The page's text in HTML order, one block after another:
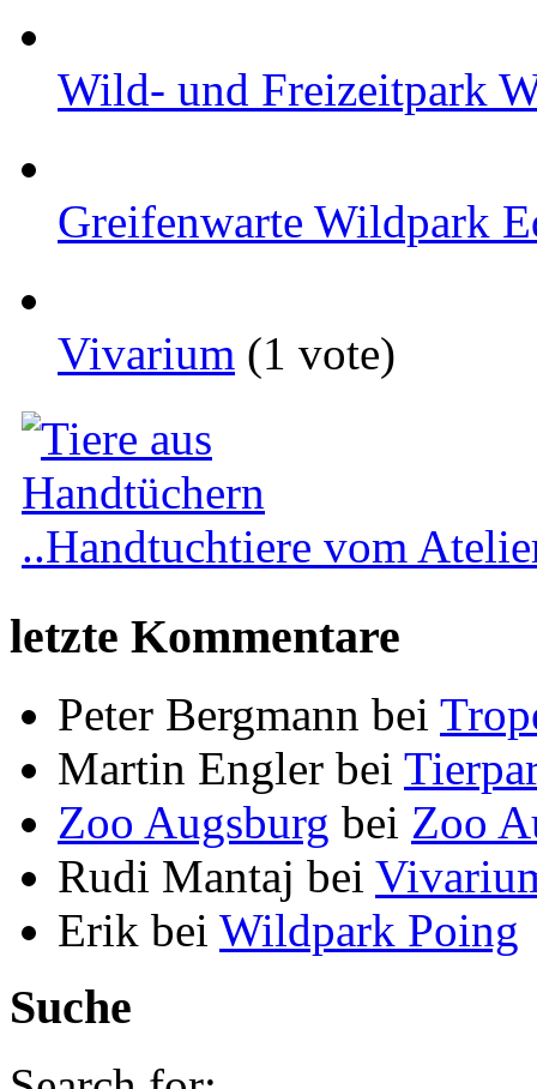
Wild- und Freizeitpark
Greifenwarte Wildpark
Vivarium (1 vote)
..Handtuchtiere vom
letzte Kommentare
Peter Bergmann bei
Martin Engler bei
Zoo Augsburg bei Zoo
Rudi Mantaj bei
Erik bei Wildpark Poing
Suche